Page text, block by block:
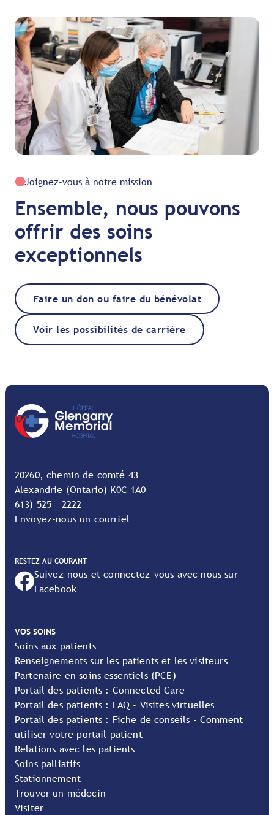
Joignez-vous à notre mission
Ensemble, nous pouvons
offrir des soins
exceptionnels
Faire un don ou faire du bénévolat
Voir les possibilités de carrière
20260, chemin de comté 43
Alexandrie (Ontario) K0C 1A0
613) 525 - 2222
Envoyez-nous un courriel
RESTEZ AU COURANT
Suivez-nous et connectez-vous avec nous sur
Facebook
VOS SOINS
Soins aux patients
Renseignements sur les patients et les visiteurs
Partenaire en soins essentiels (PCE)
Portail des patients : Connected Care
Portail des patients : FAQ - Visites virtuelles
Portail des patients : Fiche de conseils - Comment
utiliser votre portail patient
Relations avec les patients
Soins palliatifs
Stationnement
Trouver un médecin
Visiter